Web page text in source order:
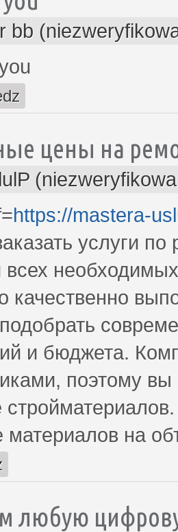
bb
цены на
https://mastera-
услуги
всех
качественно
и бюджета.
поэтому
материалов на
любую